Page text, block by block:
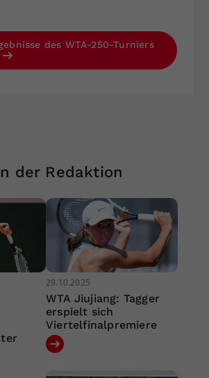
des WTA-250-Turniers
der Redaktion
29.10.2025
WTA Jiujiang: Tagger
erspielt sich
Viertelfinalpremiere